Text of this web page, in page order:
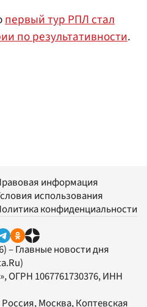
первый тур РПЛ стал
по результативности.
информация
использования
конфиденциальности
– Главные новости дня
, ОГРН 1067761730376, ИНН
Москва, Коптевская